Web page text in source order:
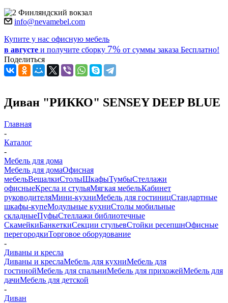
Финляндский вокзал
info@nevamebel.com
Купите у нас офисную мебель
в августе и получите сборку 7% от суммы заказа Бесплатно!
Поделиться
Диван "РИККО" SENSEY DEEP BLUE
Главная
-
Каталог
-
Мебель для дома
Мебель для домаОфисная
мебельВешалкиСтолыШкафыТумбыСтеллажи
офисныеКресла и стульяМягкая мебельКабинет
руководителяМини-кухниМебель для гостиницСтандартные
шкафы-купеМодульные кухниСтолы мобильные
складныеПуфыСтеллажи библиотечные
СкамейкиБанкеткиСекции стульевСтойки ресепшнОфисные
перегородкиТорговое оборудование
-
Диваны и кресла
Диваны и креслаМебель для кухниМебель для
гостинойМебель для спальниМебель для прихожейМебель для
дачиМебель для детской
-
Диван